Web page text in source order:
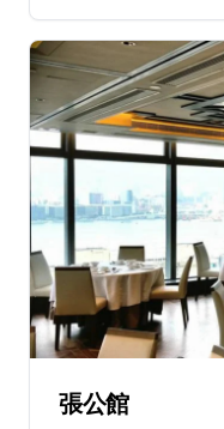
的果味飲品。
13間分店。
張公館